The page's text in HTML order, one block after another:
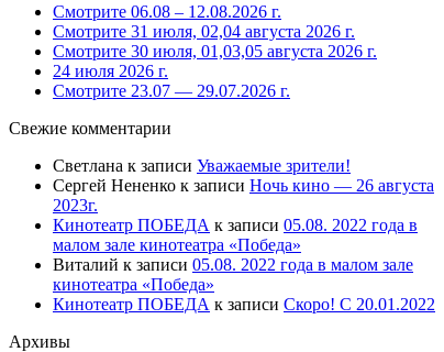
Смотрите 06.08 – 12.08.2026 г.
Смотрите 31 июля, 02,04 августа 2026 г.
Смотрите 30 июля, 01,03,05 августа 2026 г.
24 июля 2026 г.
Смотрите 23.07 — 29.07.2026 г.
Свежие комментарии
Светлана к записи Уважаемые зрители!
Сергей Нененко к записи Ночь кино — 26 августа
2023г.
Кинотеатр ПОБЕДА к записи 05.08. 2022 года в
малом зале кинотеатра «Победа»
Виталий к записи 05.08. 2022 года в малом зале
кинотеатра «Победа»
Кинотеатр ПОБЕДА к записи Скоро! С 20.01.2022
Архивы